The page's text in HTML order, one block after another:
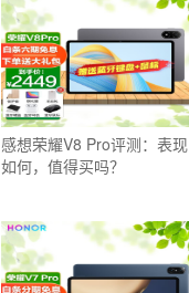
感想荣耀V8 Pro评测：表现
如何，值得买吗？